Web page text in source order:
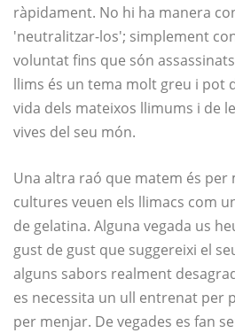
ràpidament. No hi ha manera
'neutralitzar-los'; simplement
voluntat fins que són
llims és un tema molt greu i pot
vida dels mateixos llimums i de
vives del seu món.
Una altra raó que matem és per
cultures veuen els llimacs com
de gelatina. Alguna vegada us
gust de gust que suggereixi el
alguns sabors realment
es necessita un ull entrenat per
per menjar. De vegades es fan